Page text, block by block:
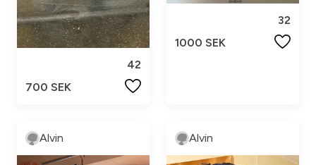
42
700 SEK
32
1000 SEK
Alvin Alvin